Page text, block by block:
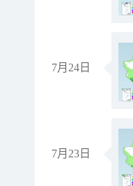
7月24日
7月23日